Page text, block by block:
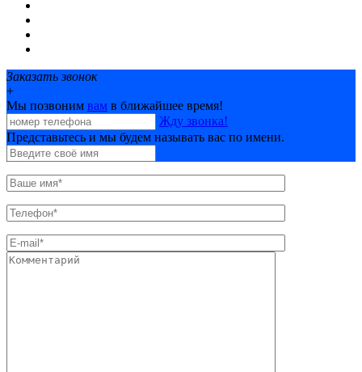
Заказать звонок
+
Мы позвоним вам в ближайшее время!
Жду звонка!
Представьтесь и мы будем называть вас по имени.